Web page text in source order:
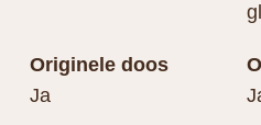
Originele doos
Ja